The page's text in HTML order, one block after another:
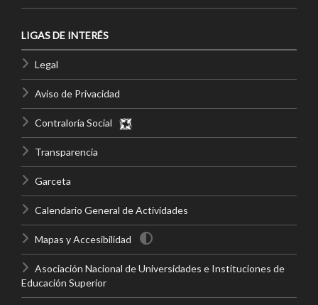
LIGAS DE INTERÉS
Legal
Aviso de Privacidad
Contraloría Social
Transparencia
Garceta
Calendario General de Actividades
Mapas y Accesibilidad
Asociación Nacional de Universidades e Instituciones de
Educación Superior